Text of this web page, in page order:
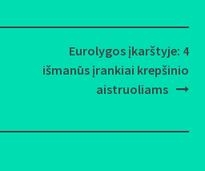
Eurolygos įkarštyje: 4
išmanūs įrankiai krepšinio
aistruoliams